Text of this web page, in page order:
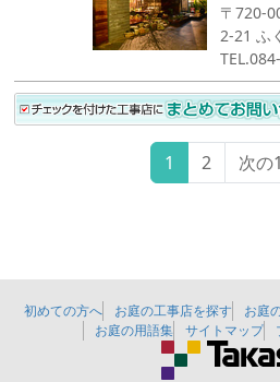
〒720-
2-21 ふ
1 2 次の
初めての方へ お庭の工事店を探す お庭
お庭の用語集
サイトマップ